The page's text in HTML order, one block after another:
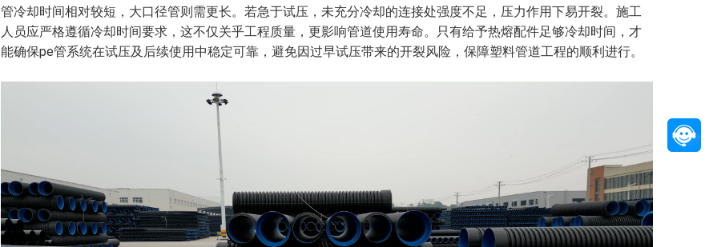
管冷却时间相对较短，大口径管则需更长。若急于试压，未充分冷却的连接处强度不足，压力作用下易开裂。施工
人员应严格遵循冷却时间要求，这不仅关乎工程质量，更影响管道使用寿命。只有给予热熔配件足够冷却时间，才
能确保pe管系统在试压及后续使用中稳定可靠，避免因过早试压带来的开裂风险，保障塑料管道工程的顺利进行。